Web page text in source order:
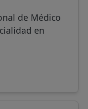
de Médico
en